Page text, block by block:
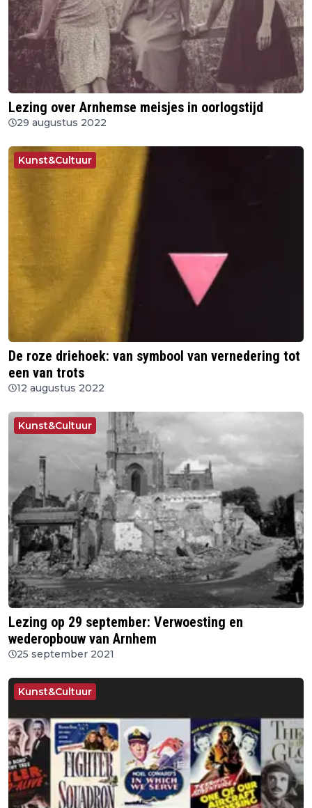
Lezing over Arnhemse meisjes in oorlogstijd
29 augustus 2022
Kunst&Cultuur
De roze driehoek: van symbool van vernedering tot
een van trots
12 augustus 2022
Kunst&Cultuur
Lezing op 29 september: Verwoesting en
wederopbouw van Arnhem
25 september 2021
Kunst&Cultuur